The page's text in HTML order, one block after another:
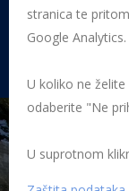
Pon - Pet
Rujevica 9/
Početna
stranica te
Google Analytics.
U koliko ne
odaberite "Ne
U suprotnom